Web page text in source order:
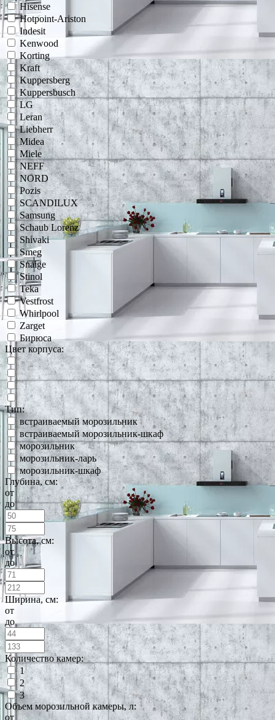
Hisense
Hotpoint-Ariston
Indesit
Kenwood
Korting
Kraft
Kuppersberg
Kuppersbusch
LG
Leran
Liebherr
Midea
Miele
NEFF
NORD
Pozis
SCANDILUX
Samsung
Schaub Lorenz
Shivaki
Smeg
Snaige
Stinol
Teka
Vestfrost
Whirlpool
Zarget
Бирюса
Цвет корпуса:
Тип:
встраиваемый морозильник
встраиваемый морозильник-шкаф
морозильник
морозильник-ларь
морозильник-шкаф
Глубина, см:
от
до
Высота, см:
от
до
Ширина, см:
от
до
Количество камер:
1
2
3
Объем морозильной камеры, л:
от